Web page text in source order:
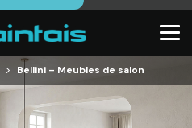
Bellini – Meubles de salon